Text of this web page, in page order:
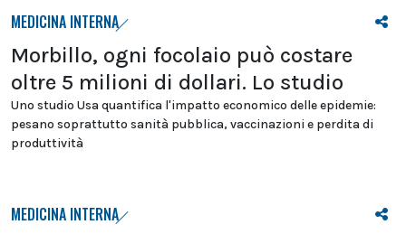
MEDICINA INTERNA
Morbillo, ogni focolaio può costare
oltre 5 milioni di dollari. Lo studio
Uno studio Usa quantifica l'impatto economico delle epidemie:
pesano soprattutto sanità pubblica, vaccinazioni e perdita di
produttività
MEDICINA INTERNA